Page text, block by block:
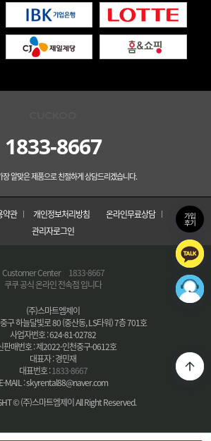
1833-8667
장 알맞은 제품으로 친절하게 상담드리겠습니다.
약관 개인정보처리방침
온라인무료상담
관리자로그인
Customer Center
1833-8667
쿠쿠 공식 온라인 전속점 입니다
(주)스마트엠제이
구 하늘달빛로 80 (중산동, LS타워) 7층 701호
사업자번호 : 624-81-02782
판매번호 : 제2022-인천중구-0612호
대표자 : 경민재
대표번호 :1833-8667
E-MAIL : skyrental88@naver.com
© (주)스마트엠제이 All Right Reserved.
가입
후기